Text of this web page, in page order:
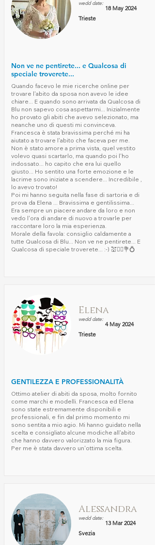
wedd date:
18 May 2024
Trieste
Non ve ne pentirete... e Qualcosa di
speciale troverete...
Quando facevo le mie ricerche online per
trovare l'abito da sposa non avevo le idee
chiare... E quando sono arrivata da Qualcosa di
Blu non sapevo cosa aspettarmi... Inizialmente
ho provato gli abiti che avevo selezionato, ma
neanche uno di questi mi convinceva.
Francesca è stata bravissima perché mi ha
aiutato a trovare l'abito che faceva per me.
Non è stato amore a prima vista, quel vestito
volevo quasi scartarlo, ma quando poi l'ho
indossato... ho capito che era lui quello
giusto... Ho sentito una forte emozione e le
lacrime sono iniziate a scendere... Incredibile ,
lo avevo trovato!
Poi mi hanno seguita nella fase di sartoria e di
prova da Elena ... Bravissima e gentilissima...
Era sempre un piacere andare da loro e non
vedo l'ora di andare di nuovo a trovarle per
raccontare loro la mia esperienza.
Morale della favola: consiglio caldamente a
tutte Qualcosa di Blu... Non ve ne pentirete... E
Qualcosa di speciale troverete... :-) 💒👰‍♂️💐💍
Elena
wedd date:
4 May 2024
Trieste
GENTILEZZA E PROFESSIONALITÀ
Ottimo atelier di abiti da sposa, molto fornito
come marchi e modelli. Francesca ed Elena
sono state estremamente disponibili e
professionali, e fin dal primo momento mi
sono sentita a mio agio. Mi hanno guidato nella
scelta e consigliato alcune modiche all'abito
che hanno davvero valorizzato la mia figura.
Per me è stata davvero un'ottima scelta.
Alessandra
wedd date:
13 Mar 2024
Svezia